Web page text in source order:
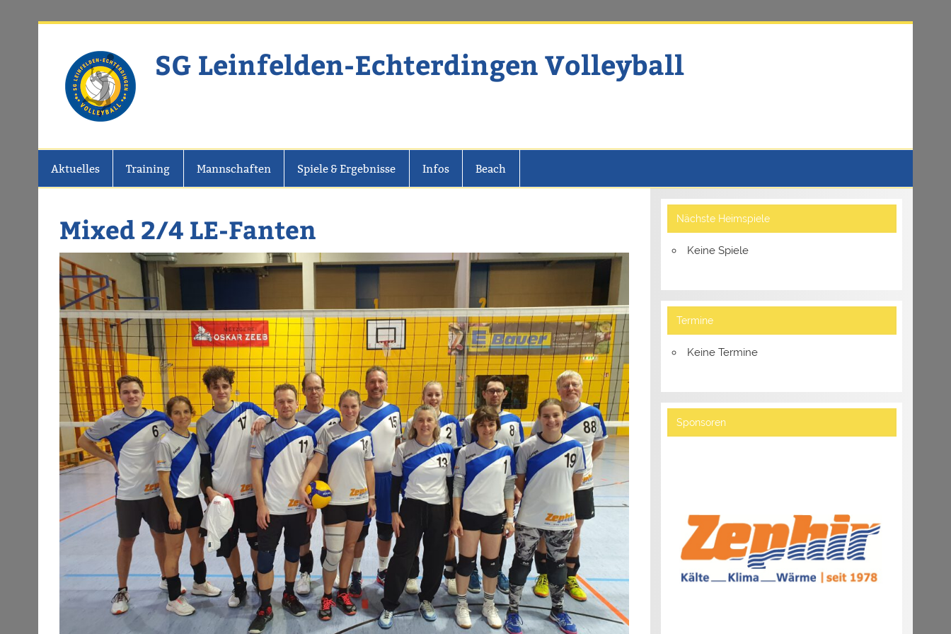
SG Leinfelden-Echterdingen Volleyball
Aktuelles Training Mannschaften Spiele & Ergebnisse Infos Beach
Mixed 2/4 LE-Fanten Nächste Heimspiele
Keine Spiele
Termine
Keine Termine
Sponsoren